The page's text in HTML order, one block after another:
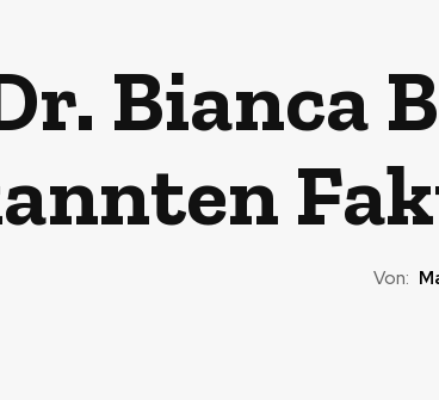
Bianca
Von: